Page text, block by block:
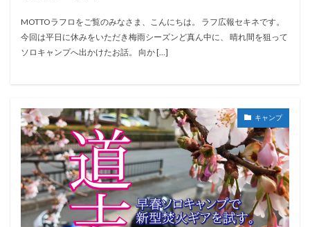
MOTTOラフロをご覧のみなさま、こんにちは。 ラフ広報セキネです。
今回は平日に休みをいただき梅雨シーズンど真ん中に、 晴れ間を狙って
ソロキャンプへ出かけたお話。 向か […]
キャンプ